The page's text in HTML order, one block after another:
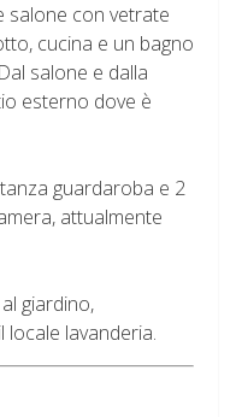
salone con vetrate
cucina e un bagno
salone e dalla
esterno dove è
guardaroba e 2
attualmente
giardino,
lavanderia.